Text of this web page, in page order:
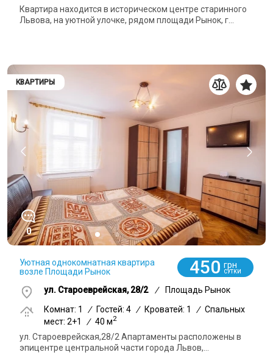
Квартира находится в историческом центре старинного
Львова, на уютной улочке, рядом площади Рынок, г...
КВАРТИРЫ
0
Уютная однокомнатная квартира
возле Площади Рынок
450 грн
СУТКИ
ул. Староеврейская, 28/2 /
Площадь Рынок
Комнат: 1
/ Гостей: 4 / Кроватей: 1 / Спальных
мест: 2+1
/ 40 м2
ул. Староеврейская,28/2 Апартаменты расположены в
эпицентре центральной части города Львов,...